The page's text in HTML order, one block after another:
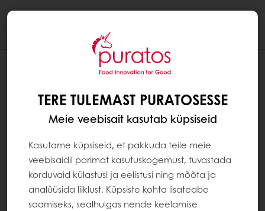
TERE TULEMAST PURATOSESSE
Meie veebisait kasutab küpsiseid
Kasutame küpsiseid, et pakkuda teile meie
veebisaidil parimat kasutuskogemust, tuvastada
korduvaid külastusi ja eelistusi ning mõõta ja
analüüsida liiklust. Küpsiste kohta lisateabe
saamiseks, sealhulgas nende keelamise